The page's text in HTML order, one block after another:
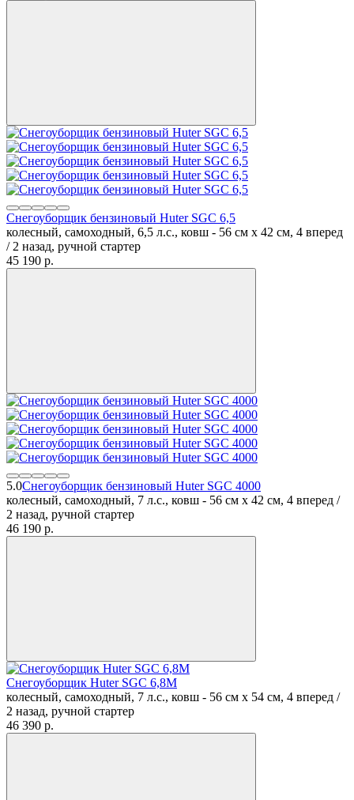
Снегоуборщик бензиновый Huter SGC 6,5
колесный, самоходный, 6,5 л.с., ковш - 56 см x 42 см, 4 вперед
/ 2 назад, ручной стартер
45 190 p.
5.0Снегоуборщик бензиновый Huter SGC 4000
колесный, самоходный, 7 л.с., ковш - 56 см x 42 см, 4 вперед /
2 назад, ручной стартер
46 190 p.
Снегоуборщик Huter SGC 6,8M
колесный, самоходный, 7 л.с., ковш - 56 см x 54 см, 4 вперед /
2 назад, ручной стартер
46 390 p.